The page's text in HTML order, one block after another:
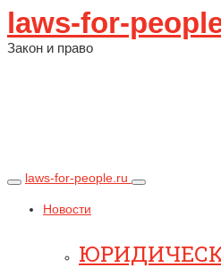
laws-for-
Закон и право
laws-for-people.ru
Новости